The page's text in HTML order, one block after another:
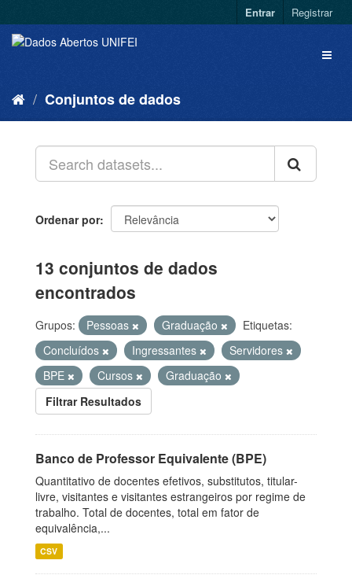
Entrar Registrar
Conjuntos de dados
Ordenar por
13 conjuntos de dados
encontrados
Grupos: Pessoas Graduação
Etiquetas:
Concluídos
Ingressantes
Servidores
BPE
Cursos
Graduação
Filtrar Resultados
Banco de Professor Equivalente (BPE)
Quantitativo de docentes efetivos, substitutos, titular-
livre, visitantes e visitantes estrangeiros por regime de
trabalho. Total de docentes, total em fator de
equivalência,...
CSV